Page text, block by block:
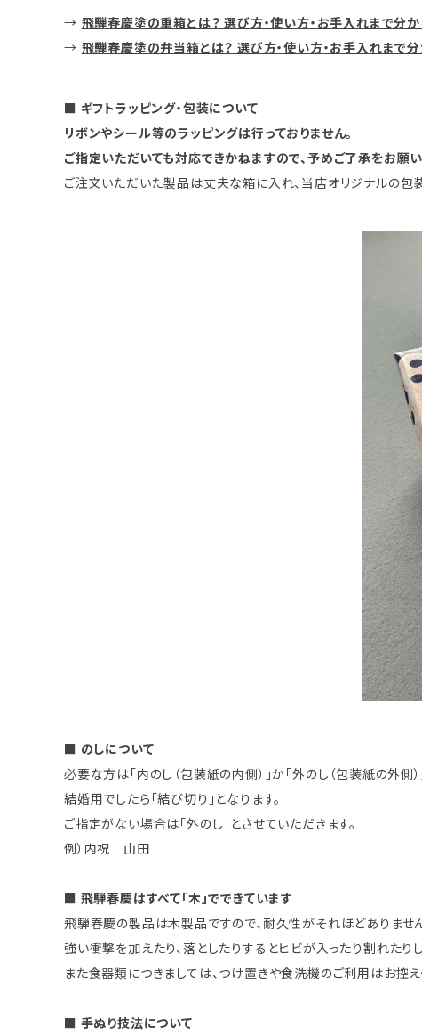
→ 飛騨春慶塗の重箱とは？ 選び方・使い方・お手入れまで分
→ 飛騨春慶塗の弁当箱とは？ 選び方・使い方・お手入れまで
■ ギフトラッピング・包装について
リボンやシール等のラッピングは行っておりません。
ご指定いただいても対応できかねますので、予めご了承をお願い
ご注文いただいた製品は丈夫な箱に入れ、当店オリジナルの包
■ のしについて
必要な方は「内のし（包装紙の内側）」か「外のし（包装紙の外
結婚用でしたら「結び切り」となります。
ご指定がない場合は「外のし」とさせていただきます。
例）内祝 山田
■ 飛騨春慶はすべて「木」でできています
飛騨春慶の製品は木製品ですので、耐久性がそれほどありません
強い衝撃を加えたり、落としたりするとヒビが入ったり割れたり
また食器類につきましては、つけ置きや食洗機のご利用はお控え
■ 手ぬり技法について